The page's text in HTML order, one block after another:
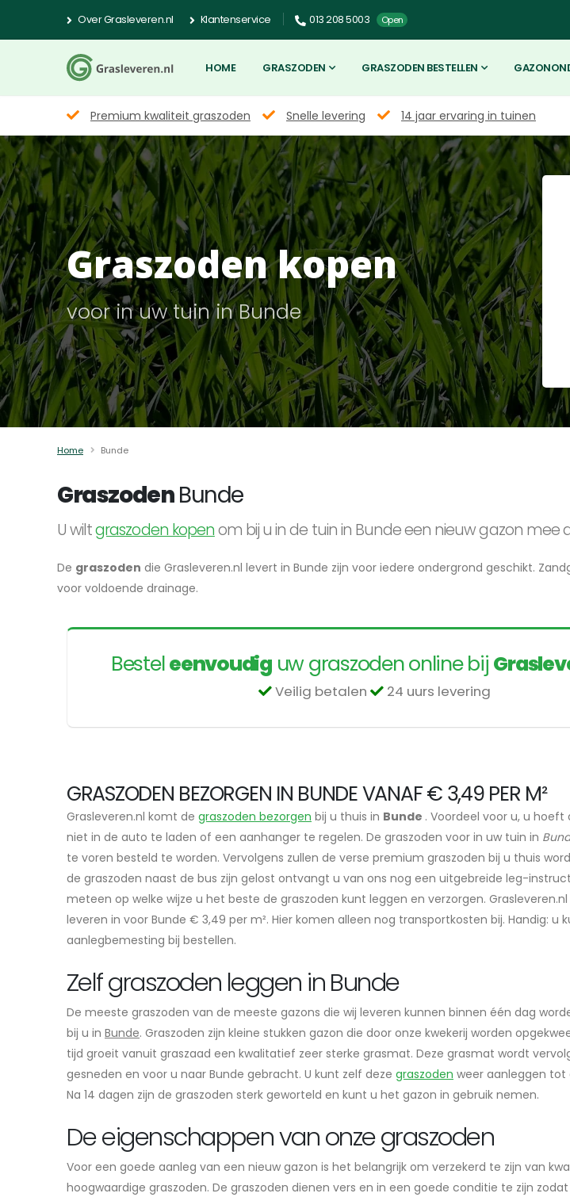
Over Grasleveren.nl Klantenservice 013 208 5003 Open
HOME GRASZODEN GRASZODEN BESTELLEN
Premium kwaliteit graszoden Snelle levering 14 jaar ervaring in tuinen
Graszoden kopen
voor in uw tuin in Bunde
Home Bunde
GraszodenBunde
U wiltgraszoden kopenom bij u in de tuin in Bunde een nieuw gazon mee
De graszoden die Grasleveren.nl levert in Bunde zijn voor iedere ondergrond geschikt.
voor voldoende drainage.
Besteleenvoudiguw graszoden online bij
Veilig betalen 24 uurs levering
GRASZODEN BEZORGEN IN BUNDE VANAF € 3,49 PER M²
Grasleveren.nl komt de graszoden bezorgen bij u thuis in Bunde . Voordeel voor u, u hoeft
niet in de auto te laden of een aanhanger te regelen. De graszoden voor in uw tuin in
te voren besteld te worden. Vervolgens zullen de verse premium graszoden bij u thuis
de graszoden naast de bus zijn gelost ontvangt u van ons nog een uitgebreide leg-
meteen op welke wijze u het beste de graszoden kunt leggen en verzorgen.
leveren in voor Bunde € 3,49 per m². Hier komen alleen nog transportkosten bij. Handig: u
aanlegbemesting bij bestellen.
Zelf graszoden leggen in Bunde
De meeste graszoden van de meeste gazons die wij leveren kunnen binnen één dag
bij u in Bunde. Graszoden zijn kleine stukken gazon die door onze kwekerij worden
tijd groeit vanuit graszaad een kwalitatief zeer sterke grasmat. Deze grasmat wordt
gesneden en voor u naar Bunde gebracht. U kunt zelf deze graszoden weer aanleggen tot
Na 14 dagen zijn de graszoden sterk geworteld en kunt u het gazon in gebruik nemen.
De eigenschappen van onze graszoden
Voor een goede aanleg van een nieuw gazon is het belangrijk om verzekerd te zijn van
hoogwaardige graszoden. De graszoden dienen vers en in een goede conditie te zijn